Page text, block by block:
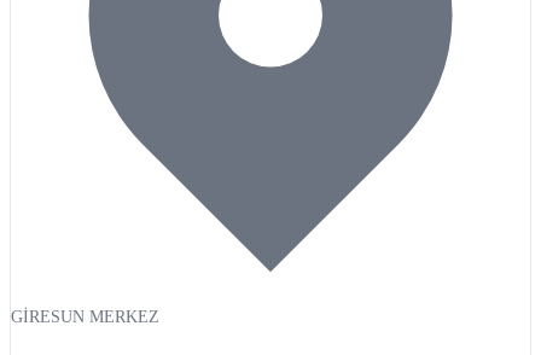
GİRESUN MERKEZ